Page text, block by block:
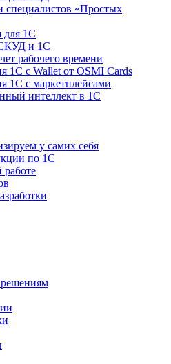
специалистов «Простых
для 1С
и 1С
рабочего времени
1С с Wallet от OSMI Cards
1С с маркетплейсами
интеллект в 1С
у самих себя
по 1С